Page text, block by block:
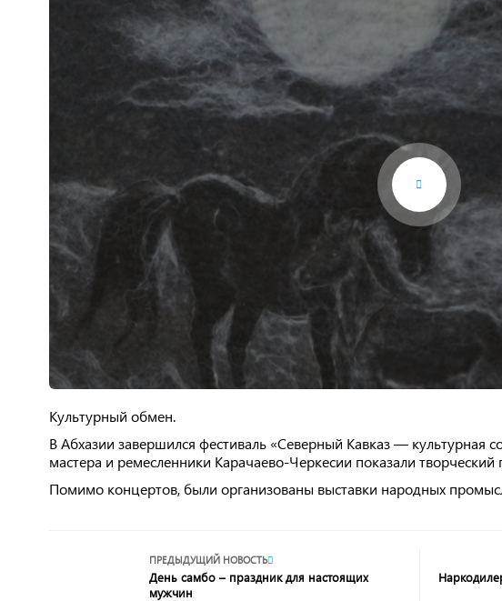
Культурный обмен.
В Абхазии завершился фестиваль «Северный Кавказ — культурная
мастера и ремесленники Карачаево-Черкесии показали творческий
Помимо концертов, были организованы выставки народных
ПРЕДЫДУЩИЙ НОВОСТЬ
День самбо – праздник для настоящих
мужчин